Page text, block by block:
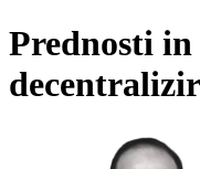
Prednosti in